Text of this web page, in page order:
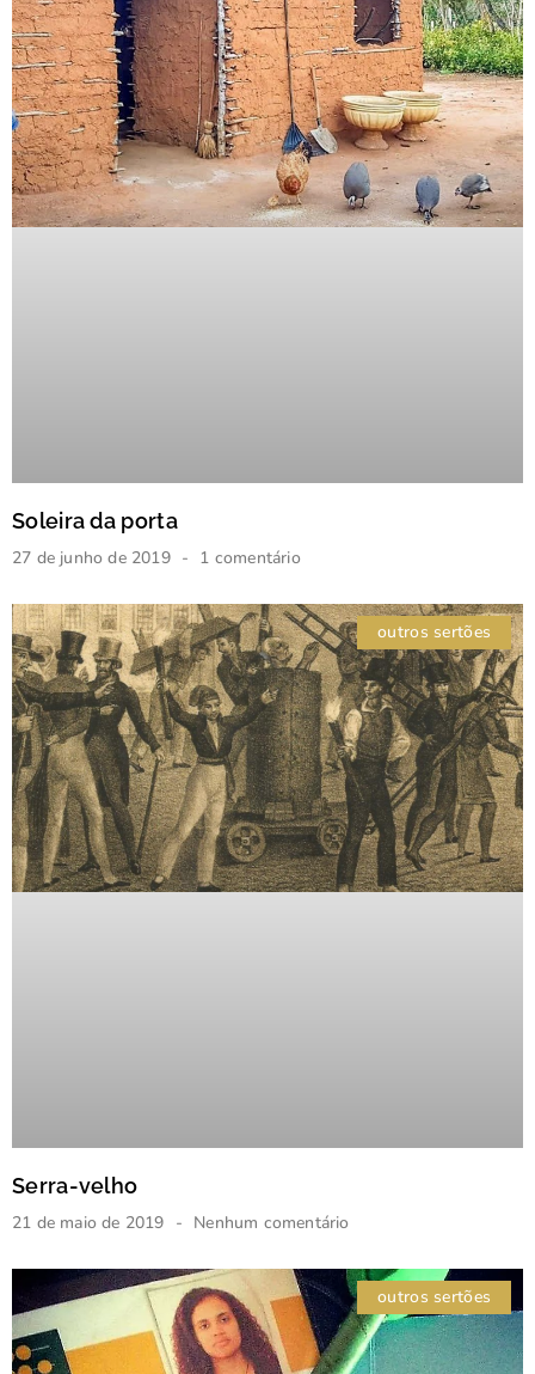
Soleira da porta
27 de junho de 2019 1 comentário
outros sertões
Serra-velho
21 de maio de 2019 Nenhum comentário
outros sertões